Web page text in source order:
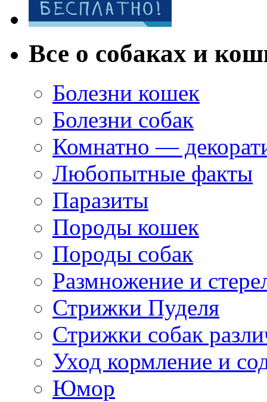
Все о собаках и
Болезни кошек
Болезни собак
Комнатно —
Любопытные факты
Паразиты
Породы кошек
Породы собак
Размножение и
Стрижки Пуделя
Стрижки собак
Уход кормление и
Юмор